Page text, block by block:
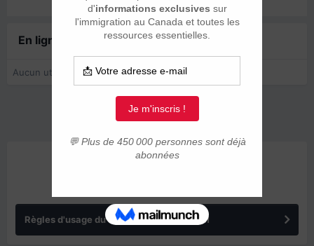
En ligne récemment0 membre est en ligne
Aucun utilisateur enregistré regarde cette page.
Règles d'usage du forum IMMIGRER.COM